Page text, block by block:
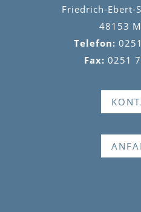
Friedrich-Ebert-
48153
Telefon:
Fax: 0251